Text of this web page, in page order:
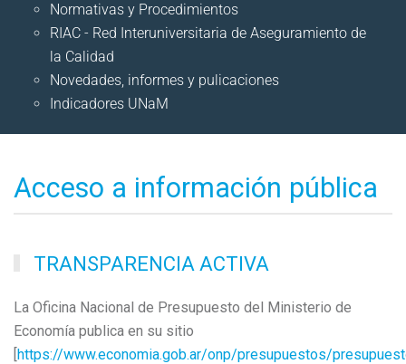
Normativas y Procedimientos
RIAC - Red Interuniversitaria de Aseguramiento de
la Calidad
Novedades, informes y pulicaciones
Indicadores UNaM
Acceso a información pública
TRANSPARENCIA ACTIVA
La Oficina Nacional de Presupuesto del Ministerio de
Economía publica en su sitio
[https://www.economia.gob.ar/onp/presupuestos/